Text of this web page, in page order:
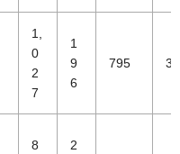
1,
0
2
7
1
9
6
795 36
8
2